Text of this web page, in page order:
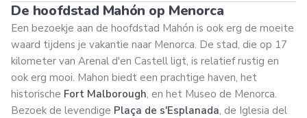
De hoofdstad Mahón op Menorca
Een bezoekje aan de hoofdstad Mahón is ook erg de moeite
waard tijdens je vakantie naar Menorca. De stad, die op 17
kilometer van Arenal d'en Castell ligt, is relatief rustig en
ook erg mooi. Mahon biedt een prachtige haven, het
historische Fort Malborough, en het Museo de Menorca.
Bezoek de levendige Plaça de s'Esplanada, de Iglesia del